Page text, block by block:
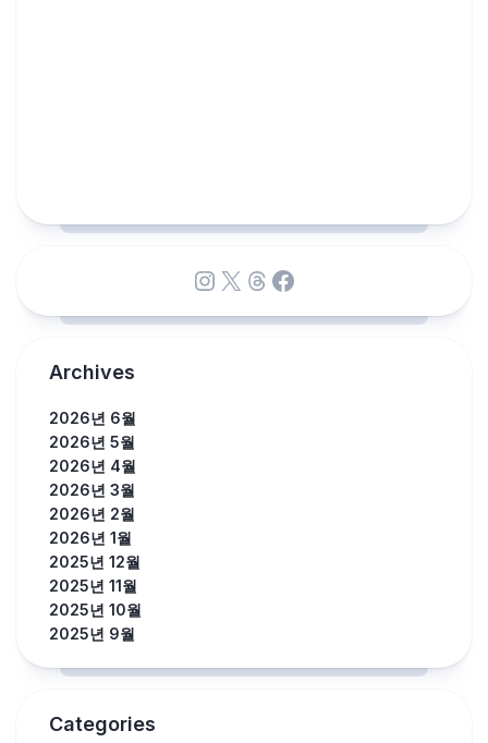
Instagram
X Threads
Facebook
Archives
2026년 6월
2026년 5월
2026년 4월
2026년 3월
2026년 2월
2026년 1월
2025년 12월
2025년 11월
2025년 10월
2025년 9월
Categories